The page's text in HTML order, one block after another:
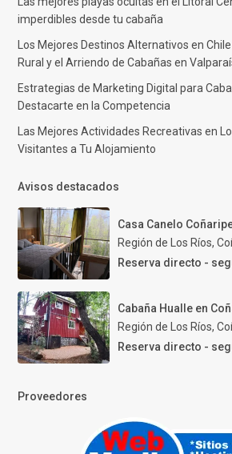
imperdibles desde tu cabaña
Los Mejores Destinos Alternativos en
Rural y el Arriendo de Cabañas en
Estrategias de Marketing Digital para
Destacarte en la Competencia
Las Mejores Actividades Recreativas en
Visitantes a Tu Alojamiento
Avisos destacados
Casa Canelo
Región de Los Ríos,
Reserva directo -
Cabaña Hualle en
Región de Los Ríos,
Reserva directo -
Proveedores